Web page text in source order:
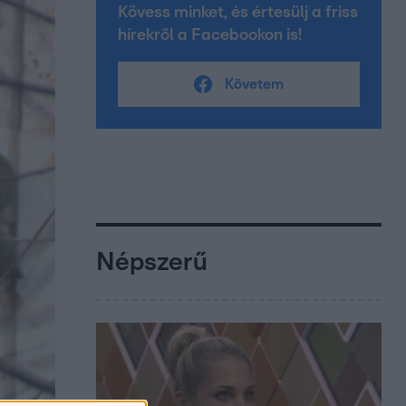
Kövess minket, és értesülj a friss
hírekről a Facebookon is!
Követem
Népszerű